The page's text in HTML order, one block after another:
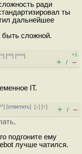
ради
ты
дальнейшее
быть сложной.
^] [^^] [^^^]
+1
+ / –
IT.
] [ответить][↓] [↑]
+ / –
подгоните ему
лучше чатился.